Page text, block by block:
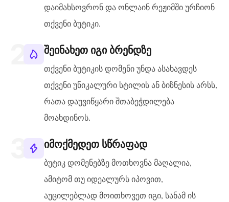
დაიმახსოვრონ და ონლაინ რეჟიმში ურჩიონ
თქვენი ბუტიკი.
შეინახეთ იგი ბრენდზე
თქვენი ბუტიკის დომენი უნდა ასახავდეს
თქვენი უნიკალური სტილის ან ბიზნესის არსს,
რათა დაუვიწყარი შთაბეჭდილება
მოახდინოს.
იმოქმედეთ სწრაფად
ბუტიკ დომენებზე მოთხოვნა მაღალია,
ამიტომ თუ იდეალურს იპოვით,
აუცილებლად მოითხოვეთ იგი, სანამ ის